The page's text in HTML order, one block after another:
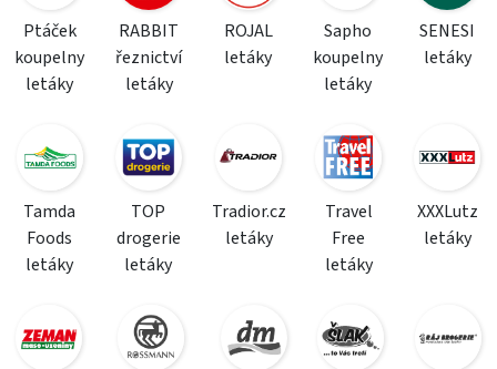
Ptáček
koupelny
letáky
RABBIT
řeznictví
letáky
ROJAL
letáky
Sapho
koupelny
letáky
SENESI
letáky
Tamda
Foods
letáky
TOP
drogerie
letáky
Tradior.cz
letáky
Travel
Free
letáky
XXXLutz
letáky